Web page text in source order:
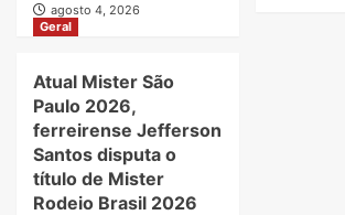
agosto 4, 2026
Geral
Atual Mister São
Paulo 2026,
ferreirense Jefferson
Santos disputa o
título de Mister
Rodeio Brasil 2026